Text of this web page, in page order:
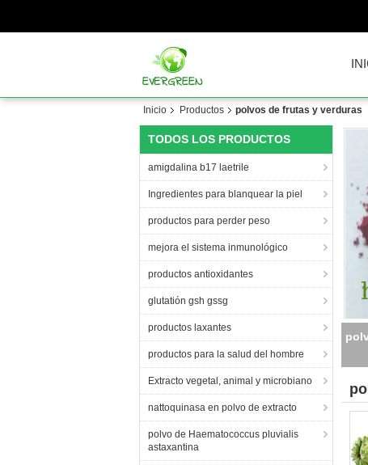
Inicio Productos polvos de frutas y verduras
TODOS LOS PRODUCTOS
amigdalina b17 laetrile
Ingredientes para blanquear la piel
productos para perder peso
mejora el sistema inmunológico
productos antioxidantes
glutatión gsh gssg
productos laxantes
productos para la salud del hombre
Extracto vegetal, animal y microbiano
nattoquinasa en polvo de extracto
polvo de Haematococcus pluvialis
astaxantina